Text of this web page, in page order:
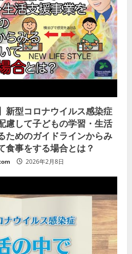
新型コロナウイルス感染症
慮して子どもの学習・生活
ためのガイドラインからみ
食事をする場合とは？
2026年2月8日